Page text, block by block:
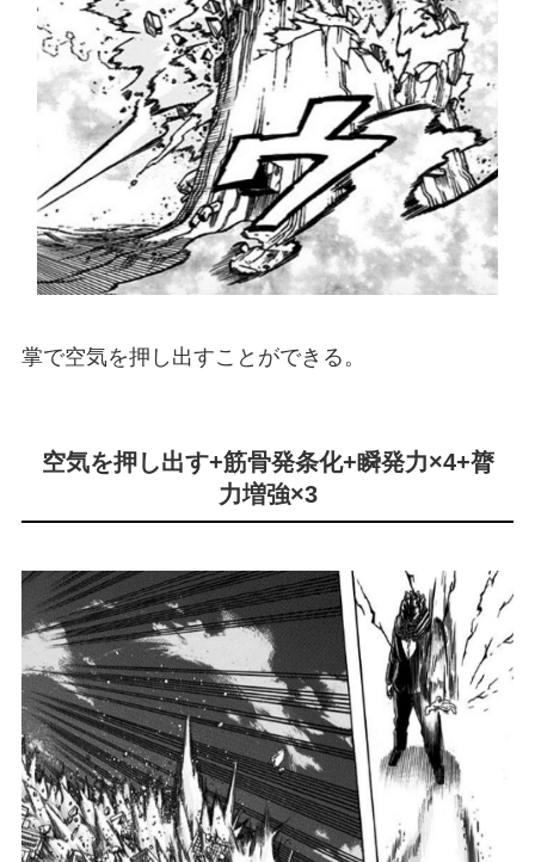
掌で空気を押し出すことができる。
空気を押し出す+筋骨発条化+瞬発力×4+膂
力増強×3